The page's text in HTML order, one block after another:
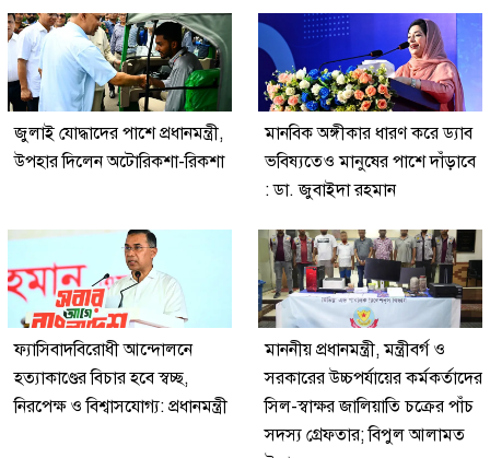
জুলাই যোদ্ধাদের পাশে প্রধানমন্ত্রী,
উপহার দিলেন অটোরিকশা-রিকশা
মানবিক অঙ্গীকার ধারণ করে ড্যাব
ভবিষ্যতেও মানুষের পাশে দাঁড়াবে
: ডা. জুবাইদা রহমান
ফ্যাসিবাদবিরোধী আন্দোলনে
হত্যাকাণ্ডের বিচার হবে স্বচ্ছ,
নিরপেক্ষ ও বিশ্বাসযোগ্য: প্রধানমন্ত্রী
মাননীয় প্রধানমন্ত্রী, মন্ত্রীবর্গ ও
সরকারের উচ্চপর্যায়ের কর্মকর্তাদের
সিল-স্বাক্ষর জালিয়াতি চক্রের পাঁচ
সদস্য গ্রেফতার; বিপুল আলামত